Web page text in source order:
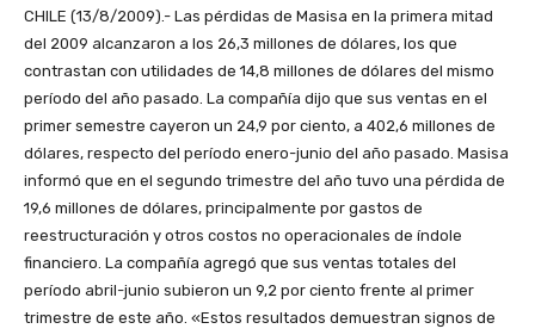
CHILE (13/8/2009).- Las pérdidas de Masisa en la primera mitad
del 2009 alcanzaron a los 26,3 millones de dólares, los que
contrastan con utilidades de 14,8 millones de dólares del mismo
período del año pasado. La compañía dijo que sus ventas en el
primer semestre cayeron un 24,9 por ciento, a 402,6 millones de
dólares, respecto del período enero-junio del año pasado. Masisa
informó que en el segundo trimestre del año tuvo una pérdida de
19,6 millones de dólares, principalmente por gastos de
reestructuración y otros costos no operacionales de índole
financiero. La compañía agregó que sus ventas totales del
período abril-junio subieron un 9,2 por ciento frente al primer
trimestre de este año. «Estos resultados demuestran signos de